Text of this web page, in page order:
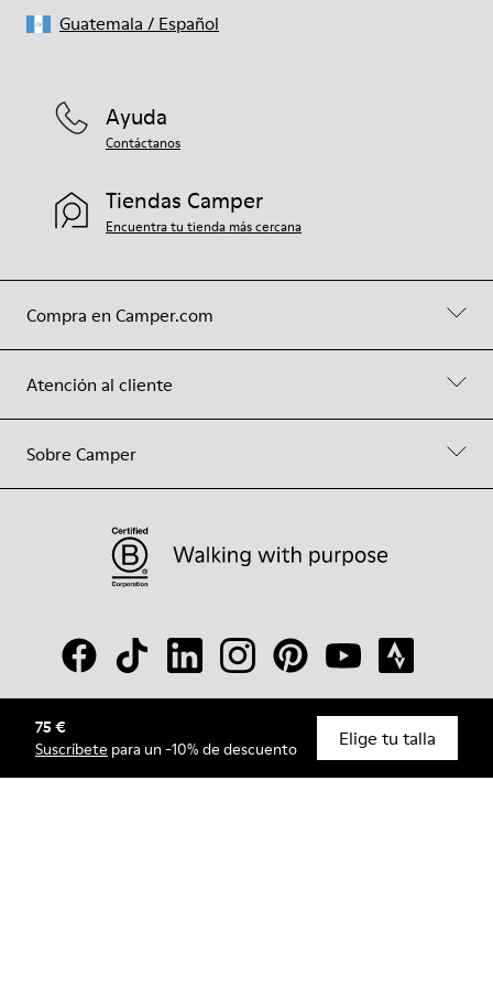
75 €
Suscríbete para un -10% de descuento Elige tu talla
Compra en Camper.com
Atención al cliente
Sobre Camper
Ayuda
Contáctanos
Tiendas Camper
Encuentra tu tienda más cercana
© Camper, 2026
Guatemala / Español